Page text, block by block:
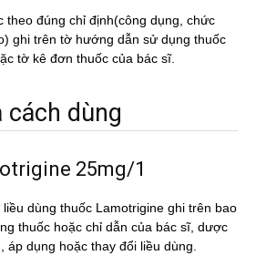
theo đúng chỉ định(công dụng, chức
ghi trên tờ hướng dẫn sử dụng thuốc
tờ kê đơn thuốc của bác sĩ.
cách dùng
25mg/1
dùng thuốc Lamotrigine ghi trên bao
thuốc hoặc chỉ dẫn của bác sĩ, dược
dụng hoặc thay đổi liều dùng.